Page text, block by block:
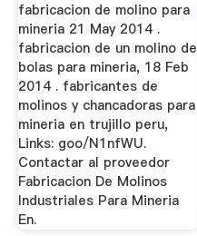
fabricacion de molino para
mineria 21 May 2014 .
fabricacion de un molino de
bolas para mineria, 18 Feb
2014 . fabricantes de
molinos y chancadoras para
mineria en trujillo peru,
Links: goo/N1nfWU.
Contactar al proveedor
Fabricacion De Molinos
Industriales Para Mineria
En.